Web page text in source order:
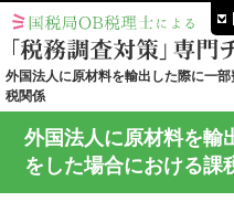
外国法人に原材料を輸出した際に一
税関係
外国法人に原材料を輸
をした場合における課